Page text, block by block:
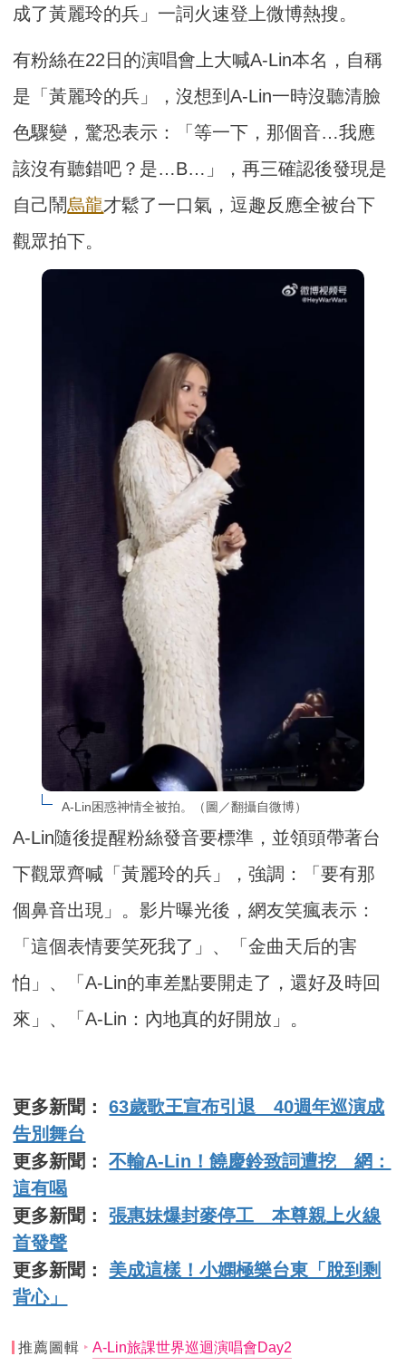
成了黃麗玲的兵」一詞火速登上微博熱搜。
有粉絲在22日的演唱會上大喊A-Lin本名，自稱
是「黃麗玲的兵」，沒想到A-Lin一時沒聽清臉
色驟變，驚恐表示：「等一下，那個音…我應
該沒有聽錯吧？是…B…」，再三確認後發現是
自己鬧烏龍才鬆了一口氣，逗趣反應全被台下
觀眾拍下。
A-Lin困惑神情全被拍。（圖／翻攝自微博）
A-Lin隨後提醒粉絲發音要標準，並領頭帶著台
下觀眾齊喊「黃麗玲的兵」，強調：「要有那
個鼻音出現」。影片曝光後，網友笑瘋表示：
「這個表情要笑死我了」、「金曲天后的害
怕」、「A-Lin的車差點要開走了，還好及時回
來」、「A-Lin：內地真的好開放」。
更多新聞：63歲歌王宣布引退 40週年巡演成
告別舞台
更多新聞：不輸A-Lin！饒慶鈴致詞遭挖 網：
這有喝
更多新聞：張惠妹爆封麥停工 本尊親上火線
首發聲
更多新聞： 美成這樣！小嫻極樂台東「脫到剩
背心」
推薦圖輯 A-Lin旅課世界巡迴演唱會Day2